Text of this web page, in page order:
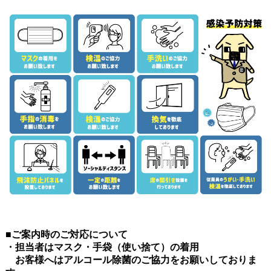
■ご案内時のご対応について
・担当者はマスク・手袋（使い捨て）の着用
お客様へはアルコール除菌のご協力をお願いしておりま